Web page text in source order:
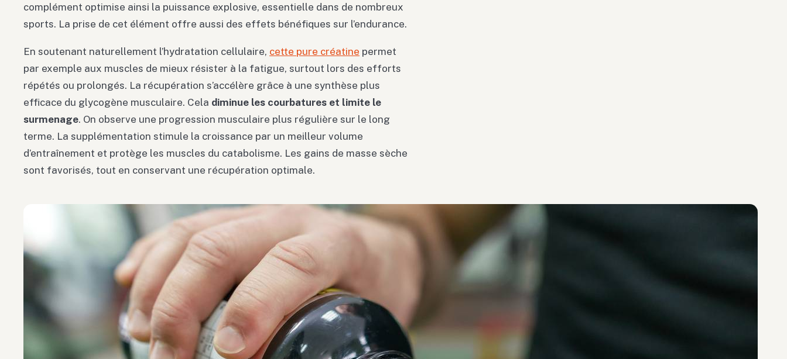
complément optimise ainsi la puissance explosive, essentielle dans de nombreux
sports. La prise de cet élément offre aussi des effets bénéfiques sur l’endurance.
En soutenant naturellement l’hydratation cellulaire, cette pure créatine permet
par exemple aux muscles de mieux résister à la fatigue, surtout lors des efforts
répétés ou prolongés. La récupération s’accélère grâce à une synthèse plus
efficace du glycogène musculaire. Cela diminue les courbatures et limite le
surmenage. On observe une progression musculaire plus régulière sur le long
terme. La supplémentation stimule la croissance par un meilleur volume
d’entraînement et protège les muscles du catabolisme. Les gains de masse sèche
sont favorisés, tout en conservant une récupération optimale.